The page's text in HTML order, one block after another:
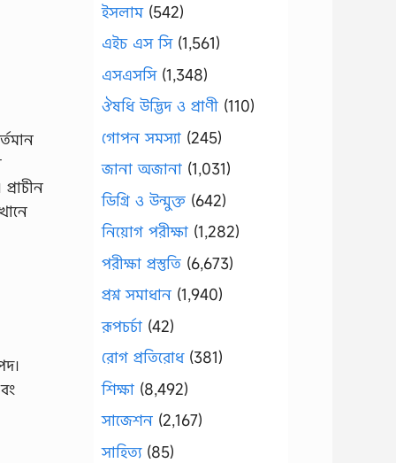
ইসলাম(542)
এইচ এস সি(1,561)
এসএসসি(1,348)
ঔষধি উদ্ভিদ ও প্রাণী (110)
গোপন সমস্যা (245)
জানা অজানা (1,031)
ডিগ্রি ও উন্মুক্ত (642)
নিয়োগ পরীক্ষা (1,282)
পরীক্ষা প্রস্তুতি (6,673)
প্রশ্ন সমাধান (1,940)
রূপচর্চা (42)
রোগ প্রতিরোধ(381)
শিক্ষা (8,492)
সাজেশন (2,167)
সাহিত্য(85)